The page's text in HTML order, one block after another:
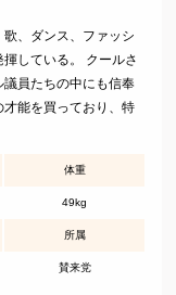
歌、ダンス、ファッシ
している。 クールさ
員たちの中にも信奉
能を買っており、特
体重
49kg
所属
賛来党